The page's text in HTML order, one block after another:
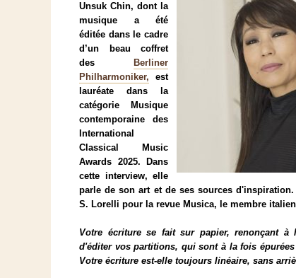
Unsuk Chin, dont la
musique a été
éditée dans le cadre
d’un beau coffret
des
Berliner
Philharmoniker, est
lauréate dans la
catégorie Musique
contemporaine des
International
Classical Music
Awards 2025. Dans
cette interview, elle
parle de son art et de ses sources
S. Lorelli pour la revue Musica, le membre
Votre écriture se fait sur papier, renonçant
d'éditer vos partitions, qui sont à la fois
Votre écriture est-elle toujours linéaire, sans